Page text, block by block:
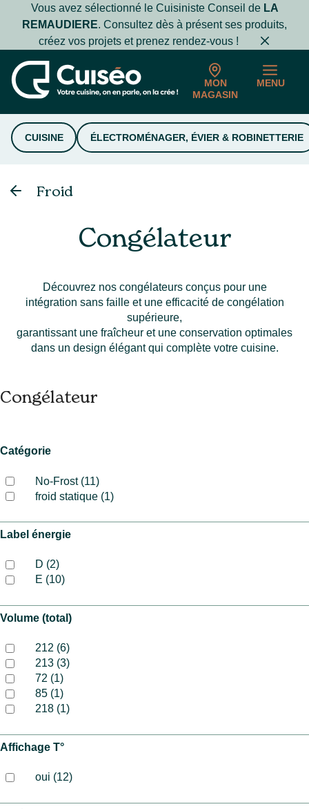
Vous avez sélectionné le Cuisiniste Conseil de LA
REMAUDIERE. Consultez dès à présent ses produits,
créez vos projets et prenez rendez-vous !
MON
MAGASIN
MENU
CUISINE ÉLECTROMÉNAGER, ÉVIER & ROBINETTERIE
Froid
Congélateur
Découvrez nos congélateurs conçus pour une
intégration sans faille et une efficacité de congélation
supérieure,
garantissant une fraîcheur et une conservation optimales
dans un design élégant qui complète votre cuisine.
Congélateur
Catégorie
No-Frost (11)
froid statique (1)
Label énergie
D (2)
E (10)
Volume (total)
212 (6)
213 (3)
72 (1)
85 (1)
218 (1)
Affichage T°
oui (12)